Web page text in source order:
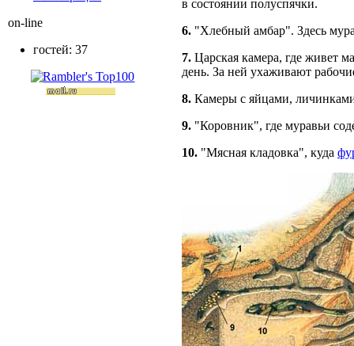
в состоянии полуспячки.
6. "Хлебный амбар". Здесь
7. Царская камера, где живет
день. За ней ухаживают
8. Камеры с яйцами,
9. "Коровник", где муравьи
10. "Мясная кладовка", куда
on-line
гостей: 37